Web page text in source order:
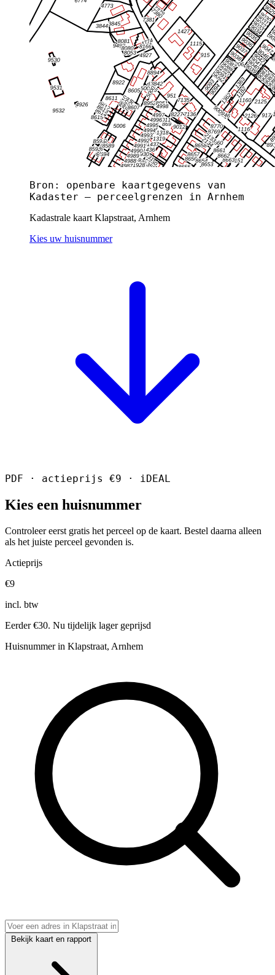
Bron: openbare kaartgegevens van
Kadaster — perceelgrenzen in Arnhem
Kadastrale kaart Klapstraat, Arnhem
Kies uw huisnummer
PDF · actieprijs €9 · iDEAL
Kies een huisnummer
Controleer eerst gratis het perceel op de kaart. Bestel daarna alleen
als het juiste perceel gevonden is.
Actieprijs
€9
incl. btw
Eerder €30. Nu tijdelijk lager geprijsd
Huisnummer in Klapstraat, Arnhem
Bekijk kaart en rapport